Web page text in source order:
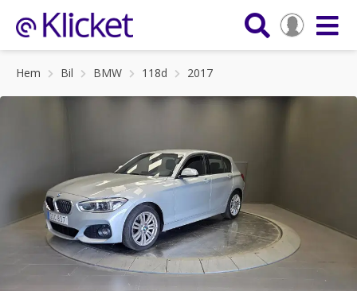
Hem Bil BMW 118d 2017